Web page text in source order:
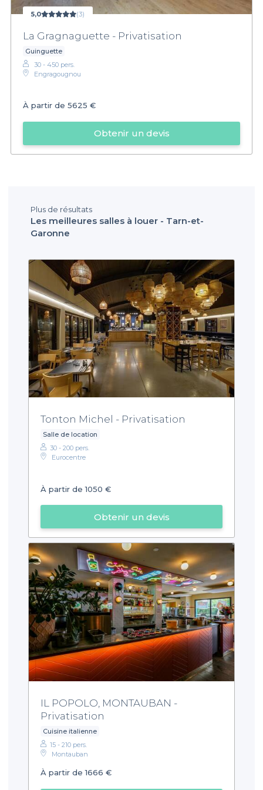
5,0 (3)
La Gragnaguette - Privatisation
Guinguette
30 - 450 pers.
Engragougnou
À partir de 5625 €
Obtenir un devis
Plus de résultats
Les meilleures salles à louer - Tarn-et-
Garonne
Tonton Michel - Privatisation
Salle de location
30 - 200 pers.
Eurocentre
À partir de 1050 €
Obtenir un devis
IL POPOLO, MONTAUBAN -
Privatisation
Cuisine italienne
15 - 210 pers.
Montauban
À partir de 1666 €